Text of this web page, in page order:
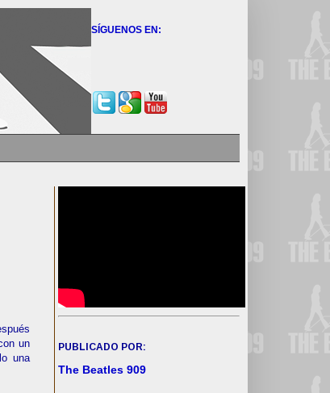
SÍGUENOS EN:
un
una
PUBLICADO POR:
The Beatles 909